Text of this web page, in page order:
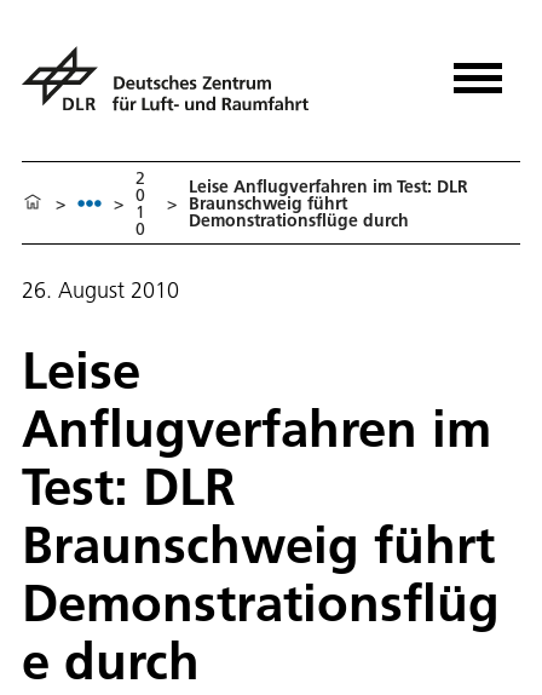
> >
2
0
1
0
>
Leise Anflugverfahren im Test: DLR
Braunschweig führt
Demonstrationsflüge durch
26. August 2010
Leise
Anflugverfahren im
Test: DLR
Braunschweig führt
Demonstrationsflüg
e durch